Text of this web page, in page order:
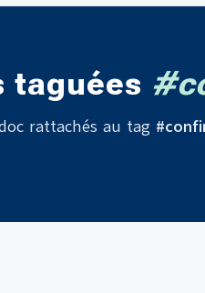
taguées
rattachés au tag